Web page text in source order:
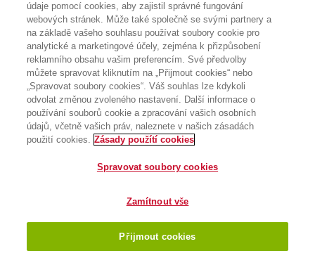
údaje pomocí cookies, aby zajistil správné fungování
webových stránek. Může také společně se svými partnery a
na základě vašeho souhlasu používat soubory cookie pro
analytické a marketingové účely, zejména k přizpůsobení
reklamního obsahu vašim preferencím. Své předvolby
můžete spravovat kliknutím na „Přijmout cookies“ nebo
„Spravovat soubory cookies“. Váš souhlas lze kdykoli
odvolat změnou zvoleného nastavení. Další informace o
používání souborů cookie a zpracování vašich osobních
údajů, včetně vašich práv, naleznete v našich zásadách
použití cookies. Zásady použítí cookies
Spravovat soubory cookies
Zamítnout vše
Přijmout cookies